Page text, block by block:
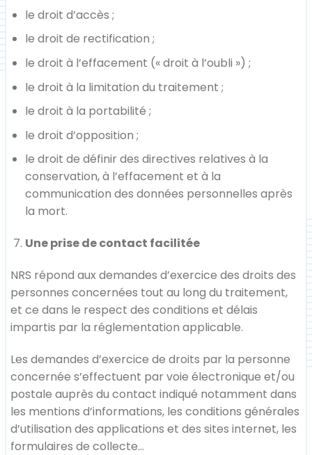
le droit d’accès ;
le droit de rectification ;
le droit à l’effacement (« droit à l’oubli ») ;
le droit à la limitation du traitement ;
le droit à la portabilité ;
le droit d’opposition ;
le droit de définir des directives relatives à la
conservation, à l’effacement et à la
communication des données personnelles après
la mort.
Une prise de contact facilitée
NRS répond aux demandes d’exercice des droits des
personnes concernées tout au long du traitement,
et ce dans le respect des conditions et délais
impartis par la réglementation applicable.
Les demandes d’exercice de droits par la personne
concernée s’effectuent par voie électronique et/ou
postale auprès du contact indiqué notamment dans
les mentions d’informations, les conditions générales
d’utilisation des applications et des sites internet, les
formulaires de collecte…